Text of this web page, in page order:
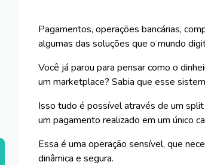
Pagamentos, operações bancárias,
algumas das soluções que o mundo
Você já parou para pensar como o
um marketplace? Sabia que esse
Isso tudo é possível através de um
um pagamento realizado em um único
Essa é uma operação sensível, que
dinâmica e segura.